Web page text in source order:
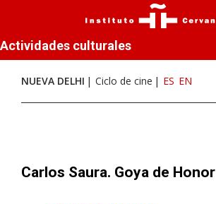
Actividades culturales
NUEVA DELHI Ciclo de cine ES EN
Carlos Saura. Goya de Honor